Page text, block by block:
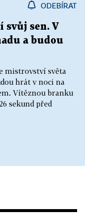
ODEBÍRAT
sen. V
a budou
mistrovství světa
hrát v noci na
Vítěznou branku
sekund před